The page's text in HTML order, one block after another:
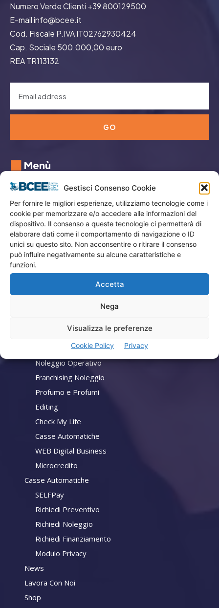
Gestisci Consenso Cookie
Per fornire le migliori esperienze, utilizziamo tecnologie come i
cookie per memorizzare e/o accedere alle informazioni del
dispositivo. Il consenso a queste tecnologie ci permetterà di
elaborare dati come il comportamento di navigazione o ID
unici su questo sito. Non acconsentire o ritirare il consenso
può influire negativamente su alcune caratteristiche e
funzioni.
Accetta
Nega
Visualizza le preferenze
Cookie Policy Privacy
Numero Verde Clienti +39 800129500
E-mail info@bcee.it
Cod. Fiscale P.IVA IT02762930424
Cap. Sociale 500.000,00 euro
REA TR113132
GO
Menù
Privacy
Termini Utilizzo
Iscrizione Newsletter
Cookie Policy (UE)
Contatti
Consulenza Aziendale
Lead Generation
Noleggio Operativo
Franchising Noleggio
Profumo e Profumi
Editing
Check My Life
Casse Automatiche
WEB Digital Business
Microcredito
Casse Automatiche
SELFPay
Richiedi Preventivo
Richiedi Noleggio
Richiedi Finanziamento
Modulo Privacy
News
Lavora Con Noi
Shop